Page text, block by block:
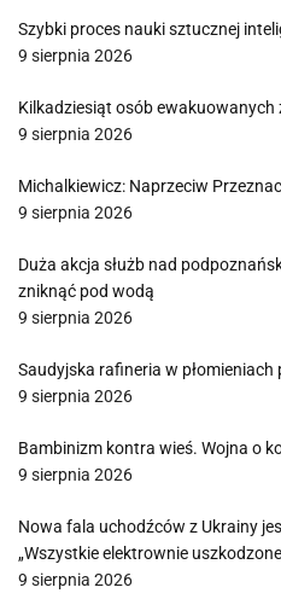
Szybki proces nauki sztucznej
9 sierpnia 2026
Kilkadziesiąt osób ewakuowanych
9 sierpnia 2026
Michalkiewicz: Naprzeciw
9 sierpnia 2026
Duża akcja służb nad
zniknąć pod wodą
9 sierpnia 2026
Saudyjska rafineria w
9 sierpnia 2026
Bambinizm kontra wieś. Wojna o
9 sierpnia 2026
Nowa fala uchodźców z Ukrainy
„Wszystkie elektrownie
9 sierpnia 2026